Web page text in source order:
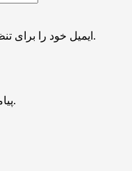
ایمیل خود را برای تنظیم مجدد رمز عبور خود را بررسی کنید.
پیامی به آدرس ایمیل شما ارسال می شود.